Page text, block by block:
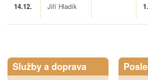
14.12. Jiří Hladík
Služby a doprava